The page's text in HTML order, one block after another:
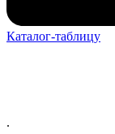
Каталог-таблицу
.